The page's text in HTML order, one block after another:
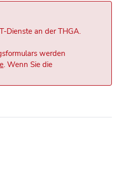
Dienste an der THGA.
werden
. Wenn Sie die